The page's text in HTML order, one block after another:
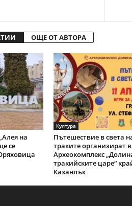
ОЩЕ ОТ АВТОРА
на
се
Култура
Пътешествие в света
траките организират в
Археокомплекс
тракийските царе“
Казанлък